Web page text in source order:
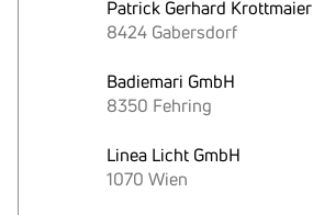
Patrick Gerhard Krottmaier
8424 Gabersdorf
Badiemari GmbH
8350 Fehring
Linea Licht GmbH
1070 Wien